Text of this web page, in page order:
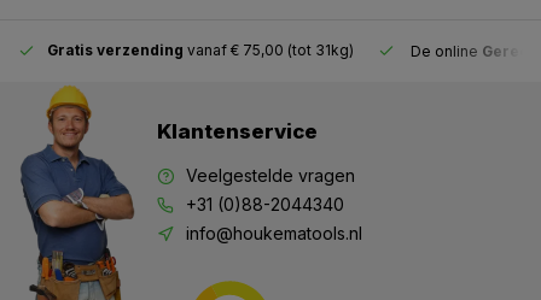
Gratis verzending vanaf € 75,00 (tot 31kg) De online
Klantenservice
Veelgestelde vragen
+31 (0)88-2044340
info@houkematools.nl